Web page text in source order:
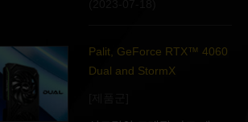
Palit, GeForce RTX™ 4060
Dual and StormX